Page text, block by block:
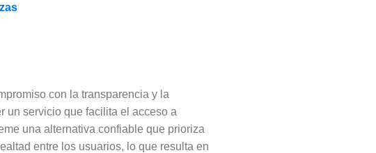
con la transparencia y la
un servicio que facilita el acceso a
una alternativa confiable que prioriza
entre los usuarios, lo que resulta en